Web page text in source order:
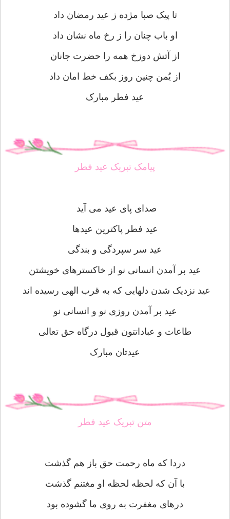
تا پیک صبا مژده ز عید رمضان داد
او باب چنان را ز رخ ماه نشان داد
از آتش دوزخ همه را حضرت جانان
از یُمن چنین روز بکف خط امان داد
عید فطر مبارک
پیامک تبریک عید فطر
صدای پای عید می آید
عید فطر پاکترین عیدها
عید سر سپردگی و بندگی
عید بر آمدن انسانی نو از خاکسترهای خویشتن
عید نزدیک شدن دلهایی که به قرب الهی رسیده اند
عید بر آمدن روزی نو و انسانی نو
طاعات و عباداتتون قبول درگاه حق تعالی
عیدتان مبارک
متن تبریک عید فطر
دردا که ماه رحمت حق باز هم گذشت
با آن که لحظه لحظه او مغتنم گذشت
در‌های مغفرت به روی ما گشوده بود